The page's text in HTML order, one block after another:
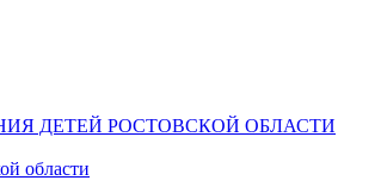
ДЕТЕЙ РОСТОВСКОЙ ОБЛАСТИ
области